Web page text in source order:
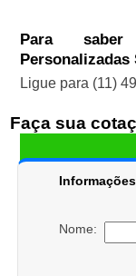
Para
Personalizadas
Ligue para (11)
Faça sua
Nome: